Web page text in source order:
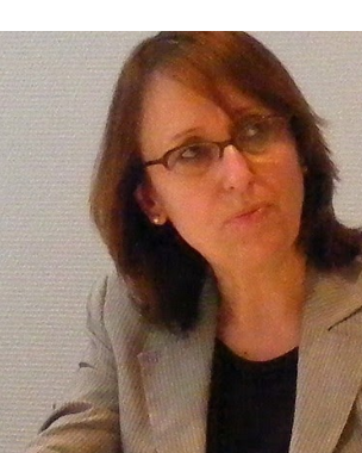
gagnants" . Tous les moyens de transports